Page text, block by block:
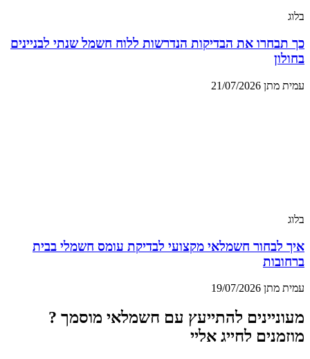
בלוג
כך תבחרו את הבדיקות הנדרשות ללוח חשמל שנתי לבניינים
בחולון
עמית מתן 21/07/2026
בלוג
איך לבחור חשמלאי מקצועי לבדיקת עומס חשמלי בבית
ברחובות
עמית מתן 19/07/2026
מעוניינים להתייעץ עם חשמלאי מוסמך ?
מוזמנים לחייג אליי